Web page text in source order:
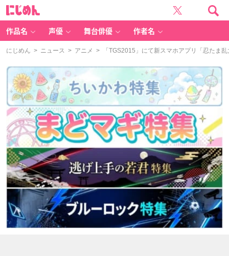
作品名 声優 舞台俳優 作者名
にじめん > ニュース > アニメ > 「TGS2015」にて新スマホアプリ「忍たま